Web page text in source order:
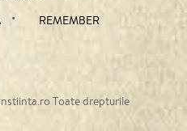
REMEMBER
Toate drepturile